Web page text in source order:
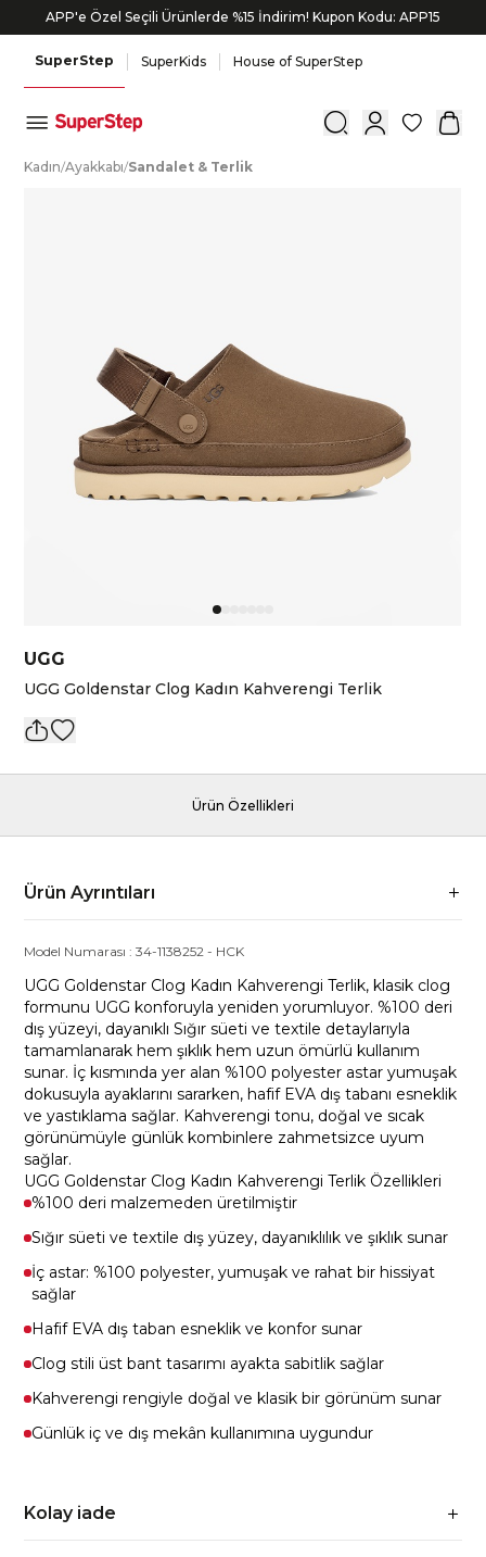
APP'e Özel Seçili Ürünlerde %15 İndirim! Kupon Kodu: APP15
SuperStep SuperKids House of SuperStep
0
Kadın/Ayakkabı/Sandalet & Terlik
UGG
UGG Goldenstar Clog Kadın Kahverengi Terlik
Ürün Özellikleri
Ürün Ayrıntıları
Model Numarası :34-1138252 - HCK
UGG Goldenstar Clog Kadın Kahverengi Terlik, klasik clog
formunu UGG konforuyla yeniden yorumluyor. %100 deri
dış yüzeyi, dayanıklı Sığır süeti ve textile detaylarıyla
tamamlanarak hem şıklık hem uzun ömürlü kullanım
sunar. İç kısmında yer alan %100 polyester astar yumuşak
dokusuyla ayaklarını sararken, hafif EVA dış tabanı esneklik
ve yastıklama sağlar. Kahverengi tonu, doğal ve sıcak
görünümüyle günlük kombinlere zahmetsizce uyum
sağlar.
UGG Goldenstar Clog Kadın Kahverengi Terlik Özellikleri
%100 deri malzemeden üretilmiştir
Sığır süeti ve textile dış yüzey, dayanıklılık ve şıklık sunar
İç astar: %100 polyester, yumuşak ve rahat bir hissiyat
sağlar
Hafif EVA dış taban esneklik ve konfor sunar
Clog stili üst bant tasarımı ayakta sabitlik sağlar
Kahverengi rengiyle doğal ve klasik bir görünüm sunar
Günlük iç ve dış mekân kullanımına uygundur
Kolay iade